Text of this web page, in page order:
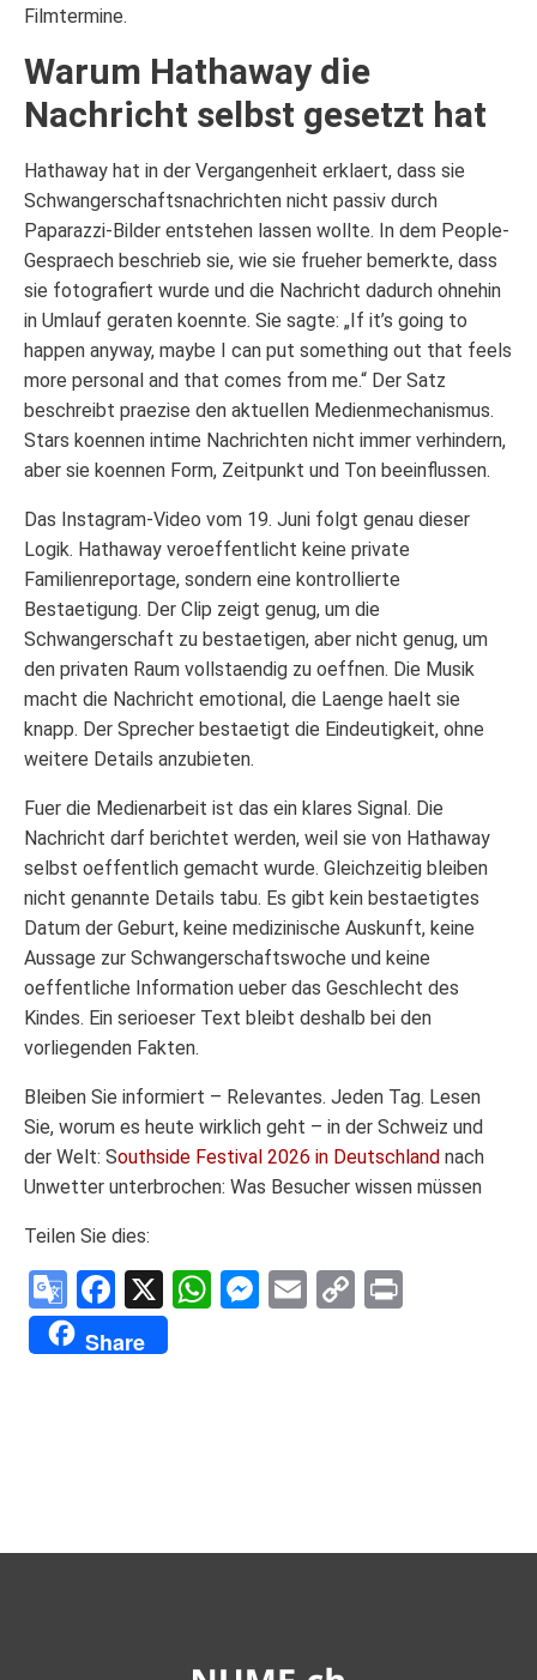
Filmtermine.
Warum Hathaway die
Nachricht selbst gesetzt hat
Hathaway hat in der Vergangenheit erklaert, dass sie
Schwangerschaftsnachrichten nicht passiv durch
Paparazzi-Bilder entstehen lassen wollte. In dem People-
Gespraech beschrieb sie, wie sie frueher bemerkte, dass
sie fotografiert wurde und die Nachricht dadurch ohnehin
in Umlauf geraten koennte. Sie sagte: „If it’s going to
happen anyway, maybe I can put something out that feels
more personal and that comes from me.“ Der Satz
beschreibt praezise den aktuellen Medienmechanismus.
Stars koennen intime Nachrichten nicht immer verhindern,
aber sie koennen Form, Zeitpunkt und Ton beeinflussen.
Das Instagram-Video vom 19. Juni folgt genau dieser
Logik. Hathaway veroeffentlicht keine private
Familienreportage, sondern eine kontrollierte
Bestaetigung. Der Clip zeigt genug, um die
Schwangerschaft zu bestaetigen, aber nicht genug, um
den privaten Raum vollstaendig zu oeffnen. Die Musik
macht die Nachricht emotional, die Laenge haelt sie
knapp. Der Sprecher bestaetigt die Eindeutigkeit, ohne
weitere Details anzubieten.
Fuer die Medienarbeit ist das ein klares Signal. Die
Nachricht darf berichtet werden, weil sie von Hathaway
selbst oeffentlich gemacht wurde. Gleichzeitig bleiben
nicht genannte Details tabu. Es gibt kein bestaetigtes
Datum der Geburt, keine medizinische Auskunft, keine
Aussage zur Schwangerschaftswoche und keine
oeffentliche Information ueber das Geschlecht des
Kindes. Ein serioeser Text bleibt deshalb bei den
vorliegenden Fakten.
Bleiben Sie informiert – Relevantes. Jeden Tag. Lesen
Sie, worum es heute wirklich geht – in der Schweiz und
der Welt: Southside Festival 2026 in Deutschland nach
Unwetter unterbrochen: Was Besucher wissen müssen
Teilen Sie dies:
Google
Translate
Facebook
X WhatsApp
Messenger
Email
Copy
Share